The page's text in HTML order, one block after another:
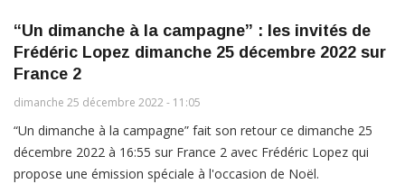
“Un dimanche à la campagne” : les invités de
Frédéric Lopez dimanche 25 décembre 2022 sur
France 2
dimanche 25 décembre 2022 - 11:05
“Un dimanche à la campagne” fait son retour ce dimanche 25
décembre 2022 à 16:55 sur France 2 avec Frédéric Lopez qui
propose une émission spéciale à l'occasion de Noël.